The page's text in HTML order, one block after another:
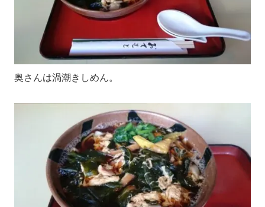
奥さんは渦潮きしめん。